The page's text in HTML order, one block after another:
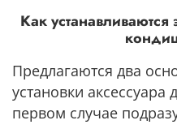
Как
Предлагаются два
установки аксессуара
первом случае